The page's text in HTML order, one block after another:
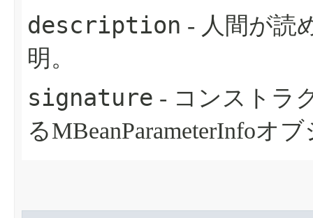
description - 人間が読
明。
signature - コンストラ
るMBeanParameterInfoオ